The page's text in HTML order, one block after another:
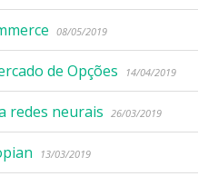
08/05/2019
de Opções 14/04/2019
redes neurais 26/03/2019
13/03/2019